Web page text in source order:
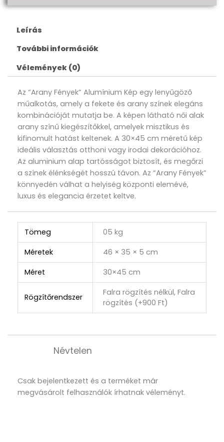
Leírás
További információk
Vélemények (0)
Az “Arany Fények” Alumínium Kép egy lenyűgöző
műalkotás, amely a fekete és arany színek elegáns
kombinációját mutatja be. A képen látható női alak
arany színű kiegészítőkkel, amelyek misztikus és
kifinomult hatást keltenek. A 30×45 cm méretű kép
ideális választás otthoni vagy irodai dekorációhoz.
Az aluminium alap tartósságot biztosít, és megőrzi
a színek élénkségét hosszú távon. Az “Arany Fények”
könnyedén válhat a helyiség központi elemévé,
luxus és elegancia érzetet keltve.
Tömeg
05 kg
Méretek
46 × 35 × 5 cm
Méret
30×45 cm
Rögzítőrendszer
Falra rögzítés nélkül, Falra
rögzítés (+900 Ft)
Névtelen
Csak bejelentkezett és a terméket már
megvásárolt felhasználók írhatnak véleményt.